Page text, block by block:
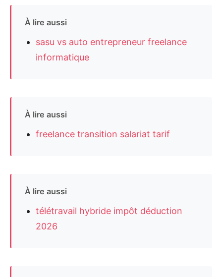
À lire aussi
sasu vs auto entrepreneur freelance
informatique
À lire aussi
freelance transition salariat tarif
À lire aussi
télétravail hybride impôt déduction
2026